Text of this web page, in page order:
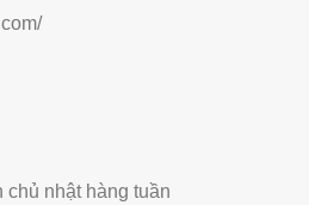
chủ nhật hàng tuần